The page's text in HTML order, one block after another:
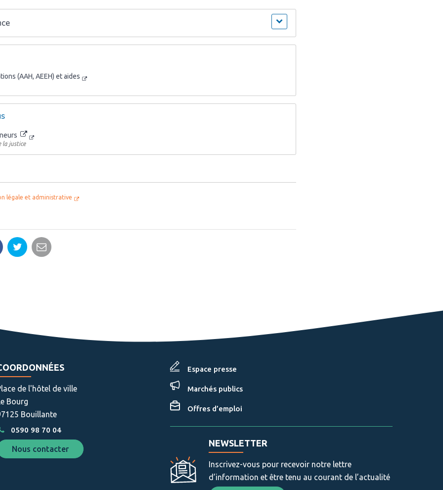
(AAH, AEEH) et aides
la justice
légale et administrative
PartagerPartager
de l'hôtel de ville
Bourg
Bouillante
0590 98 70 04
Nous contacter
Espace presse
Marchés publics
Offres d’emploi
NEWSLETTER
Inscrivez-vous pour recevoir notre lettre
d’information et être tenu au courant de l’actualité